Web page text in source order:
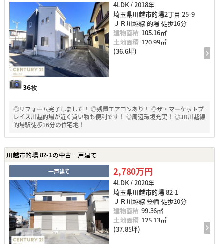
36枚
4LDK / 2018年
埼玉県川越市的場2丁目 25-9
ＪＲ川越線 的場 徒歩16分
建物面積 105.16㎡
土地面積 120.99㎡
(36.6坪)
◎リフォーム完了しました！ ◎残置エアコンあり！ ◎ザ・マーケットプ
レイス川越的場が近く買い物も便利です！ ◎周辺環境充実！ ◎JR川越線
的場駅徒歩16分の住宅地！
川越市的場 82-1の中古一戸建て
一戸建て 2,780万円
4LDK / 2020年
埼玉県川越市的場 82-1
ＪＲ川越線 笠幡 徒歩20分
建物面積 99.36㎡
土地面積 125.13㎡
(37.85坪)